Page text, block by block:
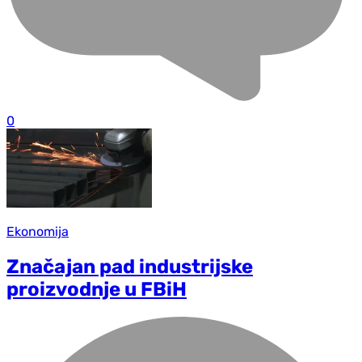
0
Ekonomija
Značajan pad industrijske
proizvodnje u FBiH